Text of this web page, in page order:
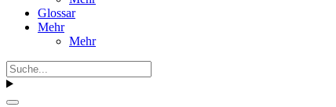
Glossar
Mehr
Mehr